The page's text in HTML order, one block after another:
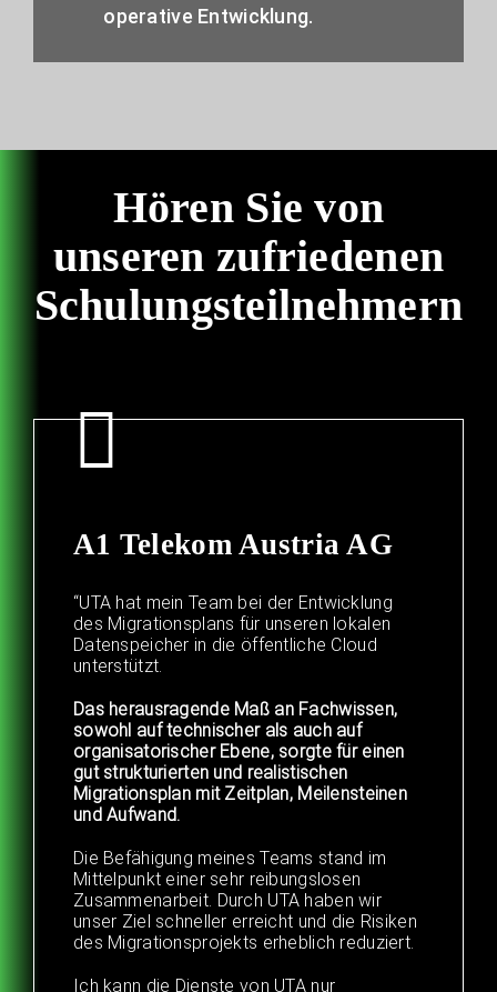
operative Entwicklung.
Hören Sie von
unseren zufriedenen
Schulungsteilnehmern
A1 Telekom Austria AG
“UTA hat mein Team bei der Entwicklung
des Migrationsplans für unseren lokalen
Datenspeicher in die öffentliche Cloud
unterstützt.
Das herausragende Maß an Fachwissen,
sowohl auf technischer als auch auf
organisatorischer Ebene, sorgte für einen
gut strukturierten und realistischen
Migrationsplan mit Zeitplan, Meilensteinen
und Aufwand.
Die Befähigung meines Teams stand im
Mittelpunkt einer sehr reibungslosen
Zusammenarbeit. Durch UTA haben wir
unser Ziel schneller erreicht und die Risiken
des Migrationsprojekts erheblich reduziert.
Ich kann die Dienste von UTA nur